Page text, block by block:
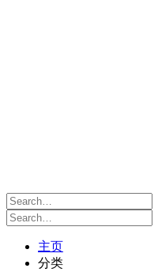
主页
分类